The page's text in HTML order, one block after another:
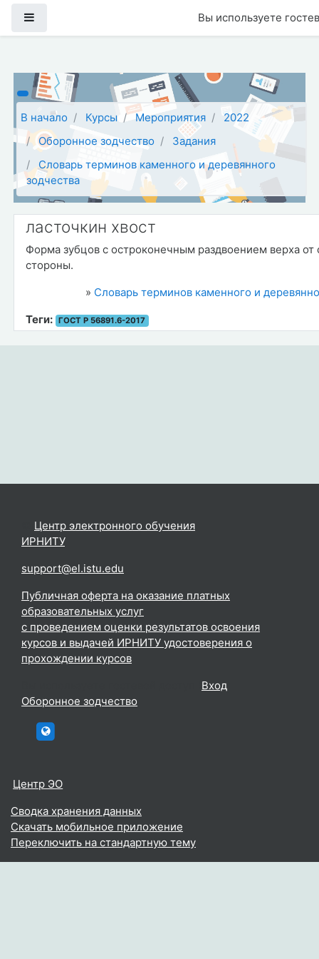
Вы используете
В начало Курсы Мероприятия
2022
Оборонное зодчество
Задания
Словарь терминов каменного и деревянного
зодчества
ласточкин хвост
Форма зубцов с остроконечным раздвоением верха от
стороны.
» Словарь терминов каменного и
Теги:
ГОСТ Р 56891.6-2017
Центр электронного обучения
ИРНИТУ.
support@el.istu.edu
Публичная оферта на оказание платных
образовательных услуг
с проведением оценки результатов освоения
курсов и выдачей ИРНИТУ удостоверения о
прохождении курсов
Вход
Оборонное зодчество
Центр ЭО
Сводка хранения данных
Скачать мобильное приложение
Переключить на стандартную тему